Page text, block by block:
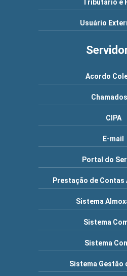
Tributário e
Usuário
Acordo
Chamados
CIPA
E-mail
Portal do
Prestação de
Sistema
Sistema
Sistema
Sistema Gestão